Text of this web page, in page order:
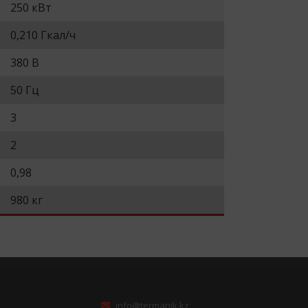
250 кВт
0,210 Гкал/ч
380 В
50 Гц
3
2
0,98
980 кг
info@termanik.kz